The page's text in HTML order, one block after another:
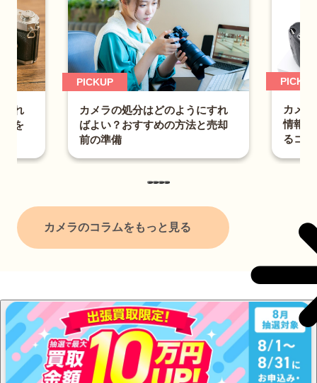
処分はどのようにすれ
おすすめの方法と売却
PICKUP
カメラを売る時の注意点とは？
情報漏えいの予防法と高値で売
カメラのコラムをもっと見る